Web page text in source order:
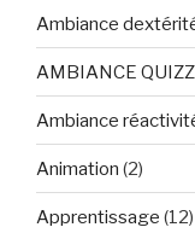
Ambiance
AMBIANCE QUIZZ
Ambiance
Animation (2)
Apprentissage (12)